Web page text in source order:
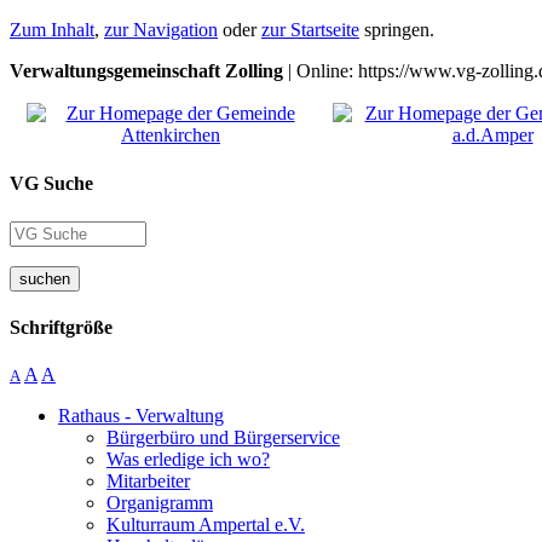
Zum Inhalt, zur Navigation oderzur Startseite springen.
Verwaltungsgemeinschaft Zolling | Online: https://www.vg-
VG Suche
suchen
Schriftgröße
A A A
Rathaus - Verwaltung
Bürgerbüro und Bürgerservice
Was erledige ich wo?
Mitarbeiter
Organigramm
Kulturraum Ampertal e.V.